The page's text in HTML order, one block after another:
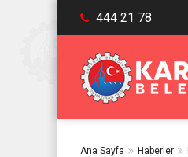
444 21 78
Ana Sayfa Haberler